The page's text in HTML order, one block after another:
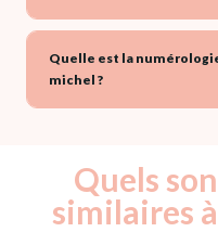
Quelle est la
michel ?
Quels
similaires